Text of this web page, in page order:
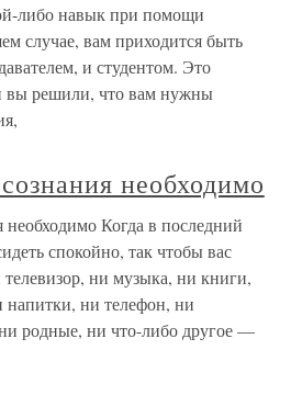
либо навык при помощи
случае, вам приходится быть
и студентом. Это
вы решили, что вам нужны
необходимо
необходимо Когда в последний
спокойно, так чтобы вас
ни музыка, ни книги,
ни телефон, ни
родные, ни что-либо другое —